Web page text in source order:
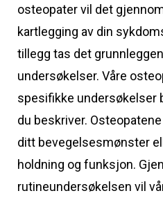
osteopater vil det
kartlegging av din
tillegg tas det
undersøkelser. Våre
spesifikke undersøkelser
du beskriver.
ditt bevegelsesmønster
holdning og funksjon.
rutineundersøkelsen vil